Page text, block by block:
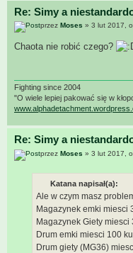
Re: Simy a
przez Moses » 3 lut 2017,
Chaota nie robić czego?
Fighting since 2004
"O wiele lepiej pakować się w
Re: Simy a
przez Moses » 3 lut 2017,
Katana napisał(a):
Ale w czym masz
Magazynek emki miesci
Magazynek Giety miesci
Drum emki miesci 100
Drum giety (MG36)